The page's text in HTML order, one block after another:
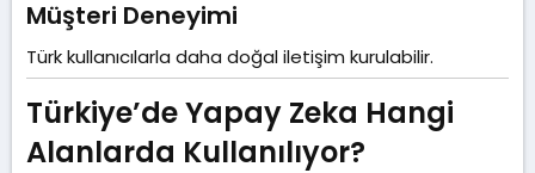
Müşteri Deneyimi​
Türk kullanıcılarla daha doğal iletişim kurulabilir.
Türkiye’de Yapay Zeka Hangi
Alanlarda Kullanılıyor?​